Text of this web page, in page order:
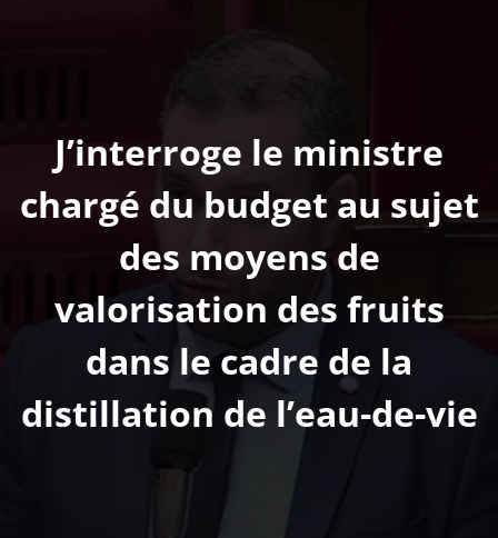
J’interroge le ministre
chargé du budget au sujet
des moyens de
valorisation des fruits
dans le cadre de la
distillation de l’eau-de-vie